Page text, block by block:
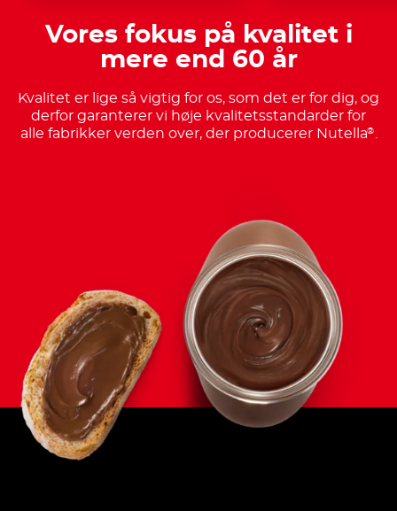
Vores fokus på kvalitet i
mere end 60 år
Kvalitet er lige så vigtig for os, som det er for dig, og
derfor garanterer vi høje kvalitetsstandarder for
alle fabrikker verden over, der producerer Nutella® .